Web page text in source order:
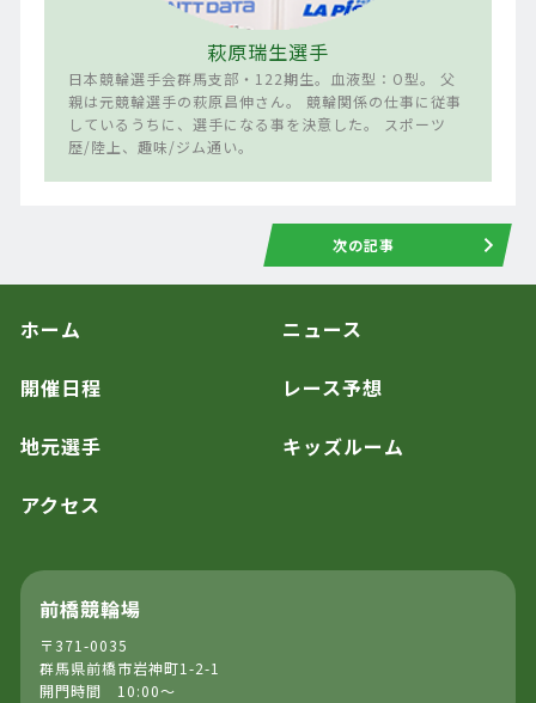
萩原瑞生選手
日本競輪選手会群馬支部・122期生。血液型：O型。 父
親は元競輪選手の萩原昌伸さん。 競輪関係の仕事に従事
しているうちに、選手になる事を決意した。 スポーツ
歴/陸上、趣味/ジム通い。
次の記事
ホーム ニュース
開催日程 レース予想
地元選手 キッズルーム
アクセス
前橋競輪場
〒371-0035
群馬県前橋市岩神町1-2-1
開門時間 10:00～